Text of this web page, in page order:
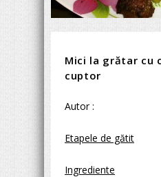
Mici la grătar cu
cuptor
Autor :
Etapele de gătit
Ingrediente